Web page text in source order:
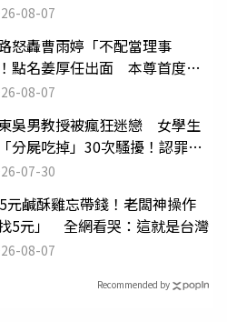
08-07
怒轟曹雨婷「不配當理事
點名姜厚任出面 本尊首度回
08-07
吳男教授被瘋狂迷戀 女學生
分屍吃掉」30次騷擾！認罪免
07-30
元鹹酥雞忘帶錢！老闆神操作
找5元」 全網看哭：這就是台灣
08-07
Recommended by